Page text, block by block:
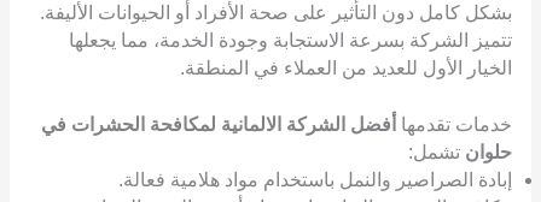
بشكل كامل دون التأثير على صحة الأفراد أو الحيوانات الأليفة.
تتميز الشركة بسرعة الاستجابة وجودة الخدمة، مما يجعلها
الخيار الأول للعديد من العملاء في المنطقة.
خدمات تقدمها أفضل الشركة الالمانية لمكافحة الحشرات في
حلوان تشمل:
إبادة الصراصير والنمل باستخدام مواد هلامية فعالة.